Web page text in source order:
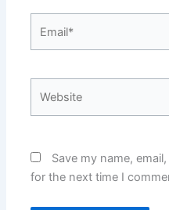
Save my name,
for the next time I